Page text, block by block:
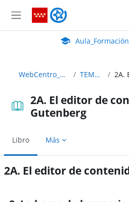
Panel lateral
Aula Virtual de
WebCentro_C35 TEMA 2
2A. El editor de
Gutenberg
Libro Más
2A. El editor de